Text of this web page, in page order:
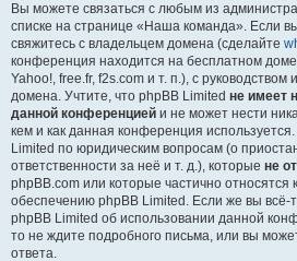
Вы можете связаться с любым из
списке на странице «Наша команда». Если
свяжитесь с владельцем домена (сделайте
конференция находится на бесплатном
Yahoo!, free.fr, f2s.com и т. п.), с
домена. Учтите, что phpBB Limited не имеет
данной конференцией и не может нести
кем и как данная конференция
Limited по юридическим вопросам (о
ответственности за неё и т. д.), которые не
phpBB.com или которые частично относятся
обеспечению phpBB Limited. Если же вы всё-
phpBB Limited об использовании данной
то не ждите подробного письма, или вы
ответа.